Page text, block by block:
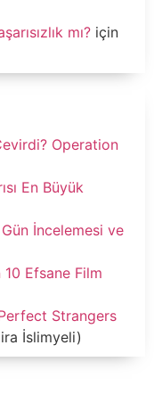
mı? için
Operation
En Büyük
İncelemesi ve
Efsane Film
Strangers
İslimyeli)